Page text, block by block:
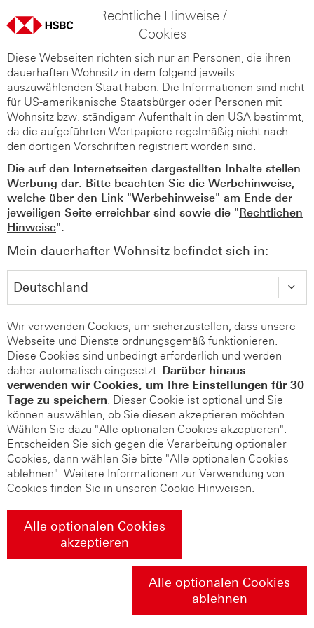
Rechtliche Hinweise /
Cookies
Diese Webseiten richten sich nur an Personen, die ihren
dauerhaften Wohnsitz in dem folgend jeweils
auszuwählenden Staat haben. Die Informationen sind nicht
für US-amerikanische Staatsbürger oder Personen mit
Wohnsitz bzw. ständigem Aufenthalt in den USA bestimmt,
da die aufgeführten Wertpapiere regelmäßig nicht nach
den dortigen Vorschriften registriert worden sind.
Die auf den Internetseiten dargestellten Inhalte stellen
Werbung dar. Bitte beachten Sie die Werbehinweise,
welche über den Link "Werbehinweise" am Ende der
jeweiligen Seite erreichbar sind sowie die "Rechtlichen
Hinweise".
Mein dauerhafter Wohnsitz befindet sich in:
Wir verwenden Cookies, um sicherzustellen, dass unsere
Webseite und Dienste ordnungsgemäß funktionieren.
Diese Cookies sind unbedingt erforderlich und werden
daher automatisch eingesetzt. Darüber hinaus
verwenden wir Cookies, um Ihre Einstellungen für 30
Tage zu speichern. Dieser Cookie ist optional und Sie
können auswählen, ob Sie diesen akzeptieren möchten.
Wählen Sie dazu "Alle optionalen Cookies akzeptieren".
Entscheiden Sie sich gegen die Verarbeitung optionaler
Cookies, dann wählen Sie bitte "Alle optionalen Cookies
ablehnen". Weitere Informationen zur Verwendung von
Cookies finden Sie in unseren Cookie Hinweisen.
Alle optionalen Cookies
akzeptieren
Alle optionalen Cookies
ablehnen